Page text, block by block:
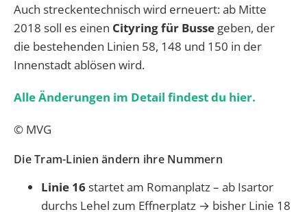
Auch streckentechnisch wird erneuert: ab Mitte
2018 soll es einen Cityring für Busse geben, der
die bestehenden Linien 58, 148 und 150 in der
Innenstadt ablösen wird.
Alle Änderungen im Detail findest du hier.
© MVG
Die Tram-Linien ändern ihre Nummern
Linie 16startet am Romanplatz – ab Isartor
durchs Lehel zum Effnerplatz → bisher Linie 18